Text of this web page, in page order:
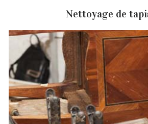
Nettoyage de